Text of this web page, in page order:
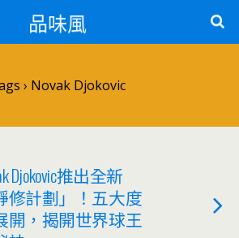
品味風
› Novak Djokovic
Djokovic推出全新
修計劃」！五大度
開，揭開世界球王